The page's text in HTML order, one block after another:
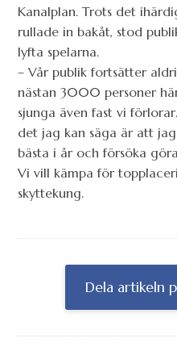
Kanalplan. Trots det
rullade in bakåt, stod
lyfta spelarna.
– Vår publik fortsätter
nästan 3000 personer
sjunga även fast vi
det jag kan säga är att
bästa i år och försöka
Vi vill kämpa för
skyttekung.
Dela artikeln